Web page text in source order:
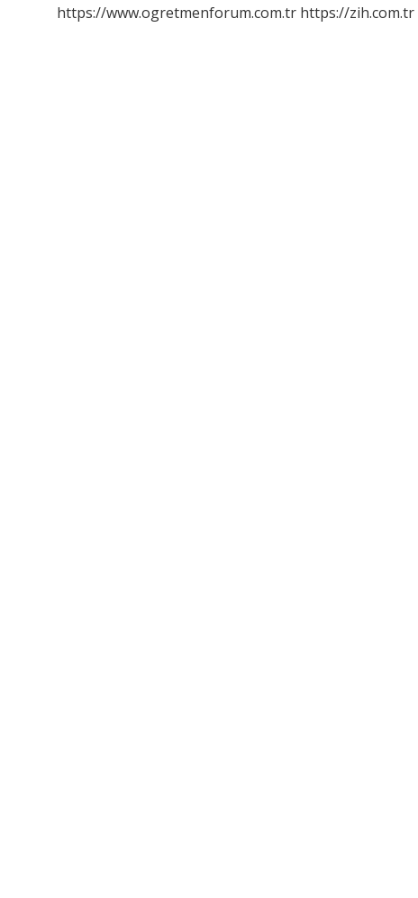
Ne
https://www.ogretmenforum.com.tr https://zih.com.tr